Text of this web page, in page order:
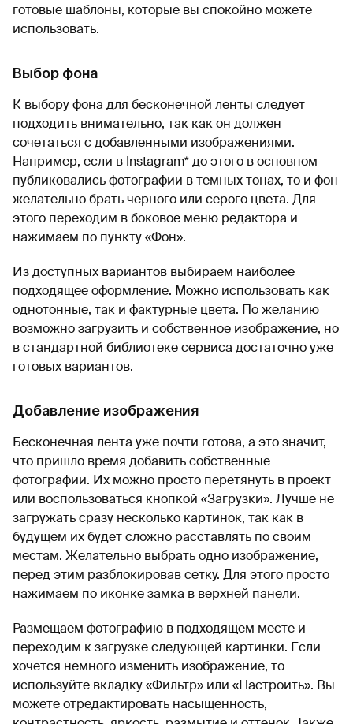
готовые шаблоны, которые вы спокойно можете
использовать.
Выбор фона
К выбору фона для бесконечной ленты следует
подходить внимательно, так как он должен
сочетаться с добавленными изображениями.
Например, если в Instagram* до этого в основном
публиковались фотографии в темных тонах, то и фон
желательно брать черного или серого цвета. Для
этого переходим в боковое меню редактора и
нажимаем по пункту «Фон».
Из доступных вариантов выбираем наиболее
подходящее оформление. Можно использовать как
однотонные, так и фактурные цвета. По желанию
возможно загрузить и собственное изображение, но
в стандартной библиотеке сервиса достаточно уже
готовых вариантов.
Добавление изображения
Бесконечная лента уже почти готова, а это значит,
что пришло время добавить собственные
фотографии. Их можно просто перетянуть в проект
или воспользоваться кнопкой «Загрузки». Лучше не
загружать сразу несколько картинок, так как в
будущем их будет сложно расставлять по своим
местам. Желательно выбрать одно изображение,
перед этим разблокировав сетку. Для этого просто
нажимаем по иконке замка в верхней панели.
Размещаем фотографию в подходящем месте и
переходим к загрузке следующей картинки. Если
хочется немного изменить изображение, то
используйте вкладку «Фильтр» или «Настроить». Вы
можете отредактировать насыщенность,